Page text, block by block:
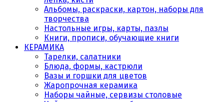
Альбомы, раскраски, картон, наборы для
творчества
Настольные игры, карты, пазлы
Книги, прописи, обучающие книги
КЕРАМИКА
Тарелки, салатники
Блюда, формы, кастрюли
Вазы и горшки для цветов
Жаропрочная керамика
Наборы чайные, сервизы столовые